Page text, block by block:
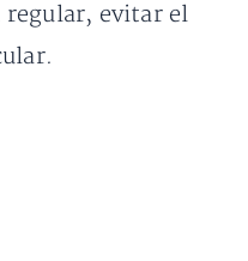
evitar el